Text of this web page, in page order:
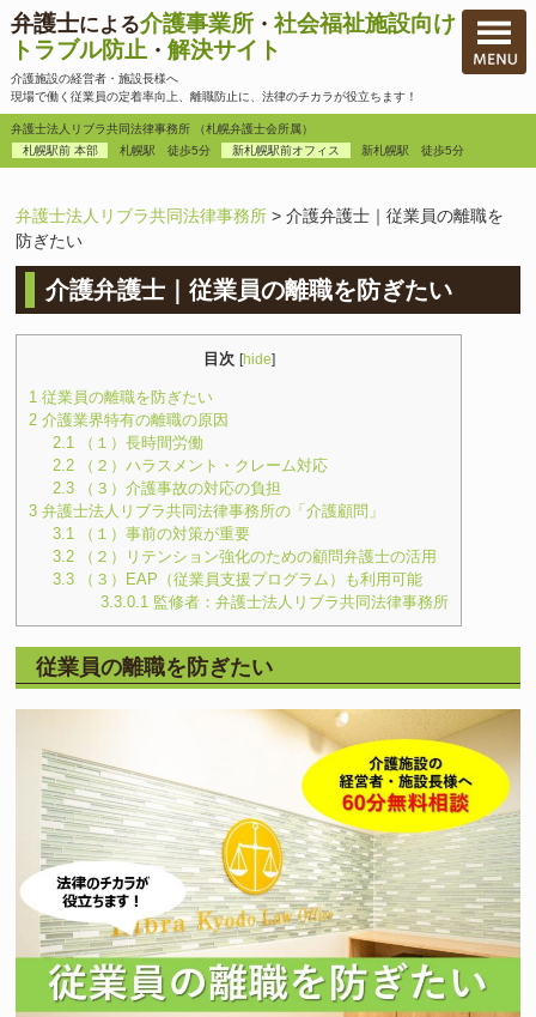
弁護士による介護事業所・ 社会福祉施設向け
トラブル防止・ 解決サイト
介護施設の経営者・施設長様へ
現場で働く従業員の定着率向上、離職防止に、法律のチカラが役立ちます！
弁護士法人リブラ共同法律事務所 （札幌弁護士会所属）
札幌駅前 本部
札幌駅 徒歩5分 新札幌駅前オフィス 新札幌駅 徒歩5分
弁護士法人リブラ共同法律事務所 >介護弁護士｜従業員の離職を
防ぎたい
介護弁護士｜従業員の離職を防ぎたい
目次 [hide]
1 従業員の離職を防ぎたい
2 介護業界特有の離職の原因
2.1 （１）長時間労働
2.2 （２）ハラスメント・クレーム対応
2.3 （３）介護事故の対応の負担
3 弁護士法人リブラ共同法律事務所の「介護顧問」
3.1 （１）事前の対策が重要
3.2 （２）リテンション強化のための顧問弁護士の活用
3.3 （３）EAP（従業員支援プログラム）も利用可能
3.3.0.1 監修者：弁護士法人リブラ共同法律事務所
従業員の離職を防ぎたい